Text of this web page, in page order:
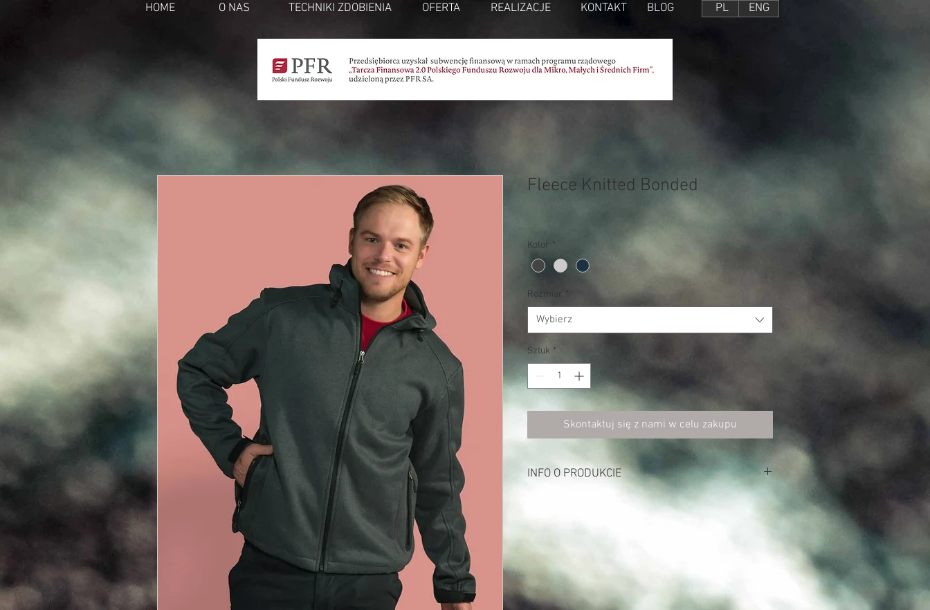
PL ENG
HOME O NAS TECHNIKI ZDOBIENIA OFERTA REALIZACJE KONTAKT BLOG
Fleece Knitted Bonded
SKU: 41952
Kolor *
Rozmiar *
Wybierz
Sztuk *
Skontaktuj się z nami w celu zakupu
INFO O PRODUKCIE
zamek w czarnym kolorze na całej długości
2 kieszenie zapinane na zamek w czarnym kolorze
wymienialne uchwyty w suwakach zamków